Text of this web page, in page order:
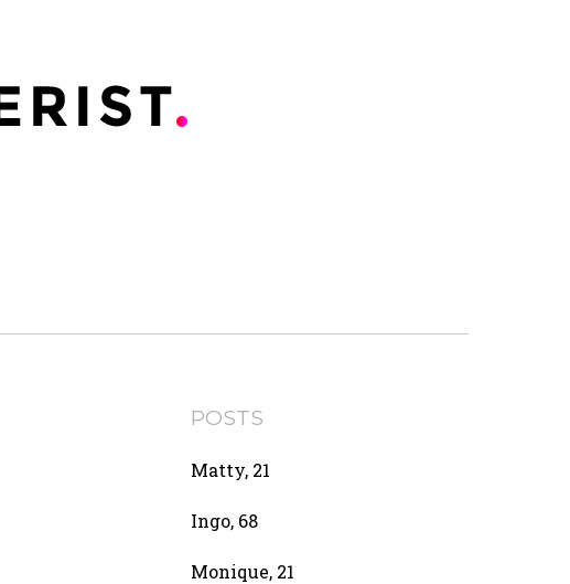
POSTS
Matty, 21
Ingo, 68
Monique, 21